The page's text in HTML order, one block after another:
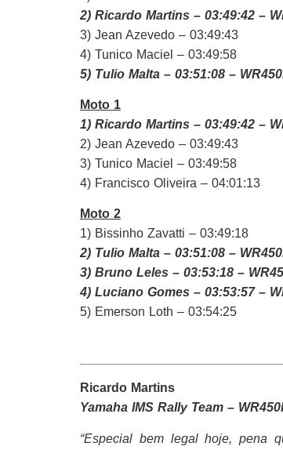
2) Ricardo Martins – 03:49:42 –
3) Jean Azevedo – 03:49:43
4) Tunico Maciel – 03:49:58
5) Tulio Malta – 03:51:08 –
Moto 1
1) Ricardo Martins – 03:49:42 –
2) Jean Azevedo – 03:49:43
3) Tunico Maciel – 03:49:58
4) Francisco Oliveira – 04:01:13
Moto 2
1) Bissinho Zavatti – 03:49:18
2) Tulio Malta – 03:51:08 –
3) Bruno Leles – 03:53:18 –
4) Luciano Gomes – 03:53:57 –
5) Emerson Loth – 03:54:25
Ricardo Martins
Yamaha IMS Rally Team –
“Especial bem legal hoje, pena